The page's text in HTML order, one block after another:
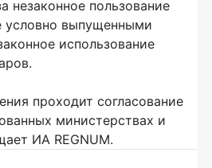
незаконное пользование
условно выпущенными
использование
проходит согласование
министерствах и
ИА REGNUM.